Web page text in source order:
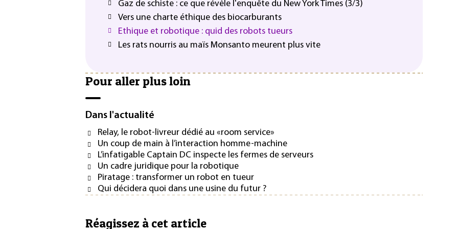
Gaz de schiste : ce que révèle l'enquête du New York Times (3/3)
Vers une charte éthique des biocarburants
Ethique et robotique : quid des robots tueurs
Les rats nourris au maïs Monsanto meurent plus vite
Pour aller plus loin
Dans l'actualité
Relay, le robot-livreur dédié au «room service»
Un coup de main à l’interaction homme-machine
L’infatigable Captain DC inspecte les fermes de serveurs
Un cadre juridique pour la robotique
Piratage : transformer un robot en tueur
Qui décidera quoi dans une usine du futur ?
Réagissez à cet article